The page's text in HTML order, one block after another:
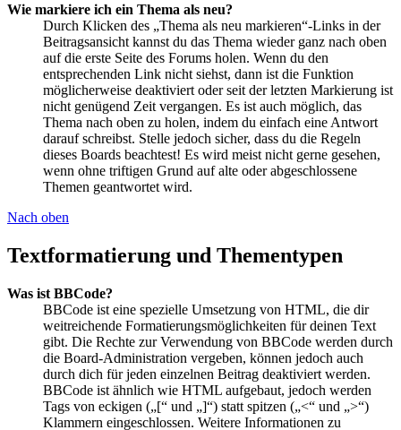
Wie markiere ich ein Thema als neu?
Durch Klicken des „Thema als neu markieren“-Links in der
Beitragsansicht kannst du das Thema wieder ganz nach oben
auf die erste Seite des Forums holen. Wenn du den
entsprechenden Link nicht siehst, dann ist die Funktion
möglicherweise deaktiviert oder seit der letzten Markierung ist
nicht genügend Zeit vergangen. Es ist auch möglich, das
Thema nach oben zu holen, indem du einfach eine Antwort
darauf schreibst. Stelle jedoch sicher, dass du die Regeln
dieses Boards beachtest! Es wird meist nicht gerne gesehen,
wenn ohne triftigen Grund auf alte oder abgeschlossene
Themen geantwortet wird.
Nach oben
Textformatierung und Thementypen
Was ist BBCode?
BBCode ist eine spezielle Umsetzung von HTML, die dir
weitreichende Formatierungsmöglichkeiten für deinen Text
gibt. Die Rechte zur Verwendung von BBCode werden durch
die Board-Administration vergeben, können jedoch auch
durch dich für jeden einzelnen Beitrag deaktiviert werden.
BBCode ist ähnlich wie HTML aufgebaut, jedoch werden
Tags von eckigen („[“ und „]“) statt spitzen („<“ und „>“)
Klammern eingeschlossen. Weitere Informationen zu